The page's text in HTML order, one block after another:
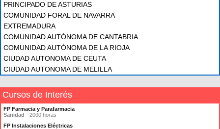
PRINCIPADO DE ASTURIAS
COMUNIDAD FORAL DE NAVARRA
EXTREMADURA
COMUNIDAD AUTÓNOMA DE CANTABRIA
COMUNIDAD AUTÓNOMA DE LA RIOJA
CIUDAD AUTONOMA DE CEUTA
CIUDAD AUTONOMA DE MELILLA
Cursos de Interés
FP Farmacia y Parafarmacia
Sanidad - 2000 horas
FP Instalaciones Eléctricas